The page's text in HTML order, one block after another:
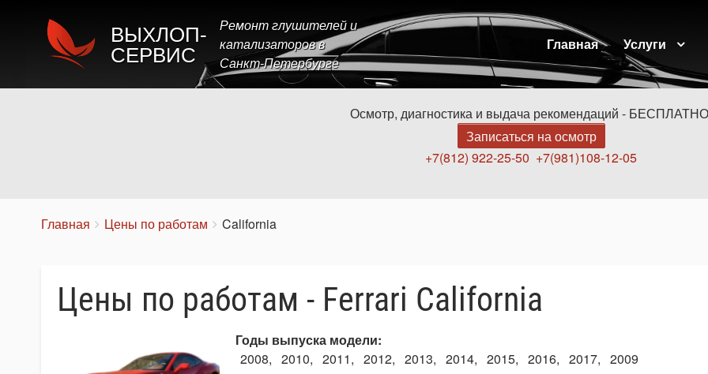
ВЫХЛОП-
СЕРВИС
Ремонт глушителей и
катализаторов в
Санкт-Петербурге
Главная Услуги
Осмотр, диагностика и выдача рекомендаций -
Записаться на осмотр
+7(812) 922-25-50 +7(981)108-12-05
Строка
You
Главная Цены по работам California
Цены по работам - Ferrari California
Годы выпуска модели
2008
2010 2011 2012 2013 2014 2015 2016 2017 2009